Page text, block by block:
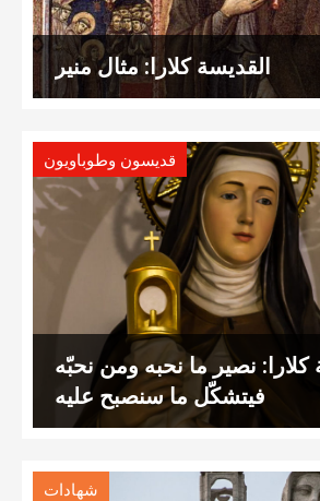
القديسة كلارا: مثال منير
قديسون وطوباويون
كلارا: نصير ما نحبه ومن نحبّه
فيتشكّل ما سنصبح عليه
شهادات